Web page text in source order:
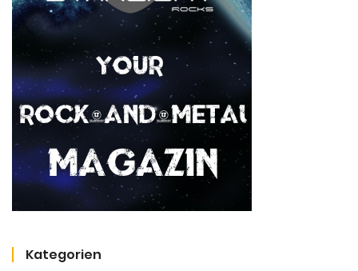
Kategorien